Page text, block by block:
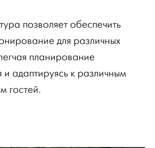
позволяет обеспечить
для различных
планирование
и адаптируясь к различным
гостей.